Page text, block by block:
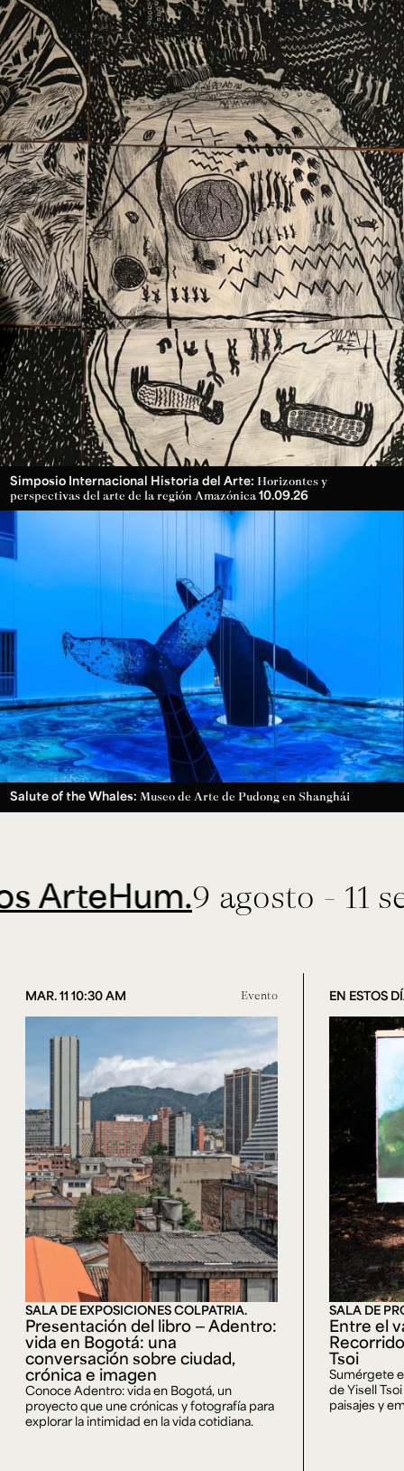
Configuración de cookies
Universidad de los Andes | Vigilada Mineducación.
Reconocimiento como universidad: Decreto 1297 del 30
de mayo de 1964. Reconocimiento de personería jurídica:
Resolución 28 del 23 de febrero de 1949, Minjusticia.
Acreditación institucional de alta calidad, 10 años:
Resolución 000194 del 16 de enero del 2025.
Ext. 2626
Posgrados
Ext. 4925
Educación
Continua
Ext. 4795
Simposio Internacional Historia del Arte: Horizontes y
perspectivas del arte de la región Amazónica 10.09.26
Salute of the Whales: Museo de Arte de Pudong en Shanghái
9 agosto - 11
MAR. 11 10:30 AM Evento
SALA DE EXPOSICIONES COLPATRIA.
Presentación del libro — Adentro:
vida en Bogotá: una
conversación sobre ciudad,
crónica e imagen
Conoce Adentro: vida en Bogotá, un
proyecto que une crónicas y fotografía para
explorar la intimidad en la vida cotidiana.
EN ESTOS
SALA DE
Entre el
Tsoi
Sumérgete
de Yisell
paisajes y